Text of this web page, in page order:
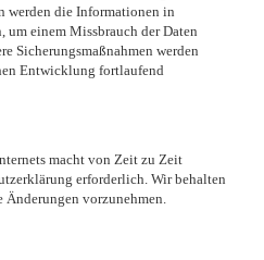
werden die Informationen in
um einem Missbrauch der Daten
Sicherungsmaßnahmen werden
Entwicklung fortlaufend
macht von Zeit zu Zeit
erforderlich. Wir behalten
Änderungen vorzunehmen.